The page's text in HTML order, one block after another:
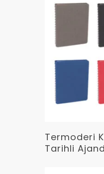
Termoderi
Tarihli